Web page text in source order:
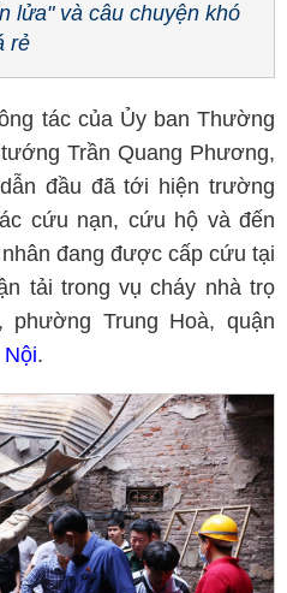
lửa" và câu chuyện khó
rẻ
tác của Ủy ban Thường
Trần Quang Phương,
dẫn đầu đã tới hiện trường
cứu nạn, cứu hộ và đến
đang được cấp cứu tại
tải trong vụ cháy nhà trọ
phường Trung Hoà, quận
Nội.